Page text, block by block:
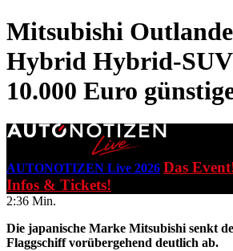
Mitsubishi
Hybrid Hybrid-
10.000 Euro
AUTONOTIZEN Live 2026 Das
Infos & Tickets!
2:36 Min.
Die japanische Marke Mitsubishi senkt
Flaggschiff vorübergehend deutlich ab.